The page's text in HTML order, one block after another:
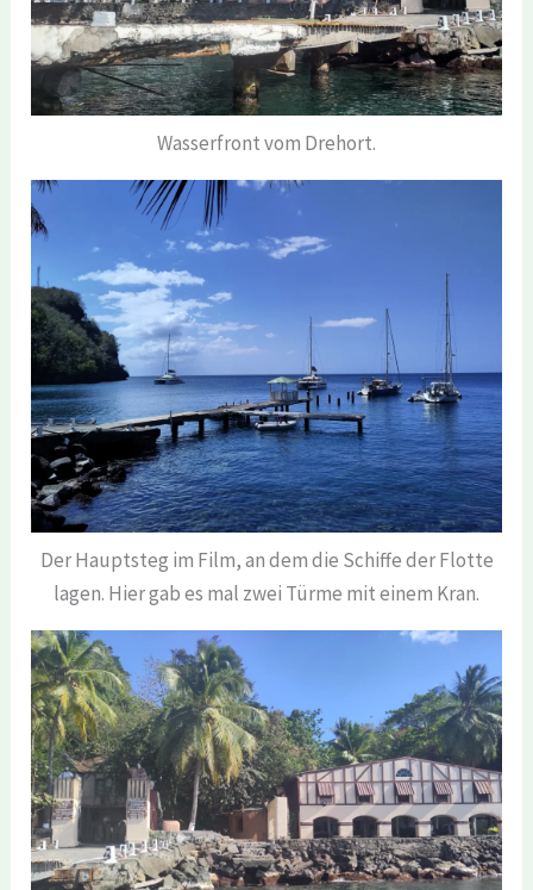
Wasserfront vom Drehort.
Der Hauptsteg im Film, an dem die Schiffe der Flotte
lagen. Hier gab es mal zwei Türme mit einem Kran.